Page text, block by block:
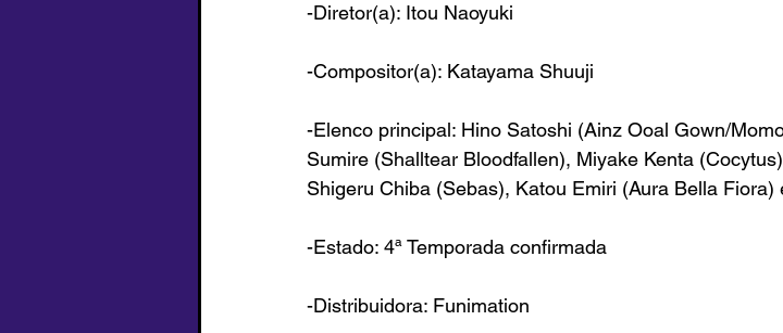
-Diretor(a): Itou Naoyuki
-Compositor(a): Katayama Shuuji
-Elenco principal: Hino Satoshi (Ainz Ooal Gown/
Sumire (Shalltear Bloodfallen), Miyake Kenta
Shigeru Chiba (Sebas), Katou Emiri (Aura Bella Fiora)
-Estado: 4ª Temporada confirmada
-Distribuidora: Funimation